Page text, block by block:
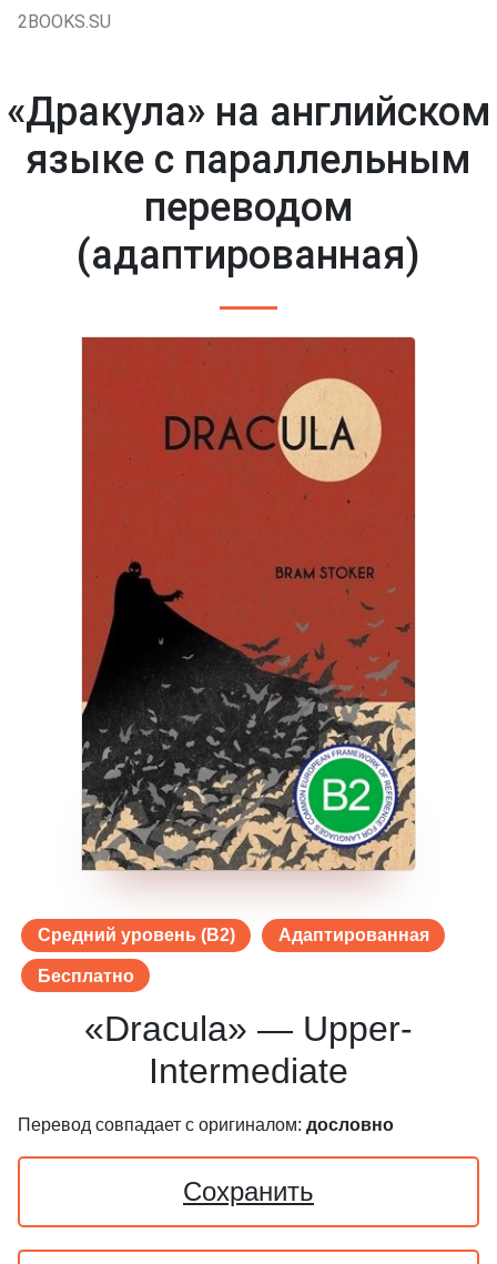
2BOOKS.SU
«Дракула» на английском
языке с параллельным
переводом
(адаптированная)
Средний уровень (B2) Адаптированная
Бесплатно
«Dracula» — Upper-
Intermediate
Перевод совпадает с оригиналом: дословно
Сохранить